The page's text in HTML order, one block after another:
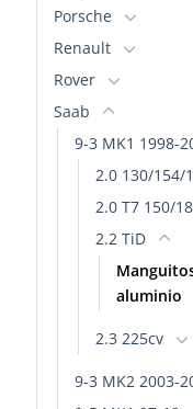
Porsche
Renault
Rover
Saab
9-3 MK1 1998-
2.0 130/154/
2.0 T7 150/
2.2 TiD
aluminio
2.3 225cv
9-3 MK2 2003-
C70 S70
plazo de
Bajo
Este
producto
tiene